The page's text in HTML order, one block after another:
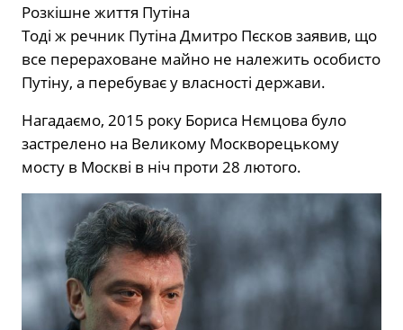
Розкішне життя Путіна
Тоді ж речник Путіна Дмитро Пєсков заявив, що
все перераховане майно не належить особисто
Путіну, а перебуває у власності держави.
Нагадаємо, 2015 року Бориса Нємцова було
застрелено на Великому Москворецькому
мосту в Москві в ніч проти 28 лютого.